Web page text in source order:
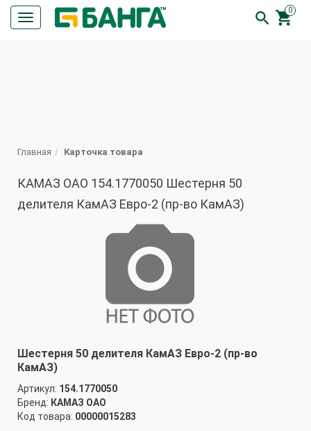
Кнопка
меню
0


Главная Карточка товара
КАМАЗ ОАО 154.1770050 Шестерня 50
делителя КамАЗ Евро-2 (пр-во КамАЗ)
Шестерня 50 делителя КамАЗ Евро-2 (пр-во
КамАЗ)
Артикул: 154.1770050
Бренд: КАМАЗ ОАО
Код товара: 00000015283